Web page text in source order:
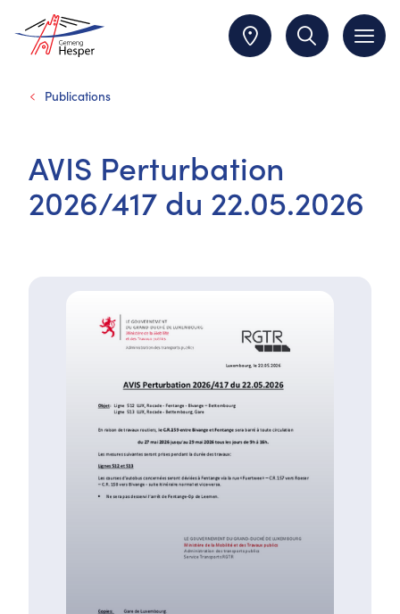
Publications
AVIS Perturbation
2026/417 du 22.05.2026